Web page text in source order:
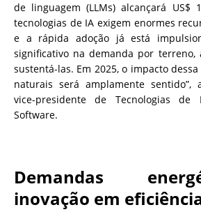
de linguagem (LLMs) alcançará US$
tecnologias de IA exigem enormes
e a rápida adoção já está
significativo na demanda por terreno,
sustentá-las. Em 2025, o impacto
naturais será amplamente sentido”,
vice-presidente de Tecnologias
Software.
Demandas
inovação em